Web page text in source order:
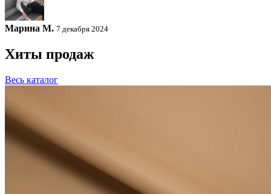
Марина М. 7 декабря 2024
Хиты продаж
Весь каталог